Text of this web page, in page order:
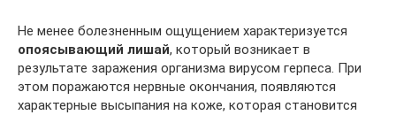
Не менее болезненным ощущением характеризуется
опоясывающий лишай, который возникает в
результате заражения организма вирусом герпеса. При
этом поражаются нервные окончания, появляются
характерные высыпания на коже, которая становится